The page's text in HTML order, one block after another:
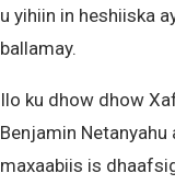
u yihiin in heshiiska
ballamay.
Ilo ku dhow dhow
Benjamin
maxaabiis is